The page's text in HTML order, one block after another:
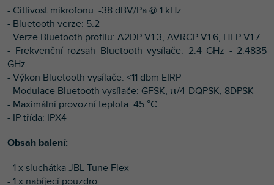
- Citlivost mikrofonu: -38 dBV/Pa @ 1 kHz
- Bluetooth verze: 5.2
- Verze Bluetooth profilu: A2DP V1.3, AVRCP V1.6, HFP V1.7
- Frekvenční rozsah Bluetooth vysílače: 2.4 GHz - 2.4835
GHz
- Výkon Bluetooth vysílače: <11 dbm EIRP
- Modulace Bluetooth vysílače: GFSK, π/4-DQPSK, 8DPSK
- Maximální provozní teplota: 45 °C
- IP třída: IPX4
Obsah balení:
- 1 x sluchátka JBL Tune Flex
- 1 x nabíjecí pouzdro